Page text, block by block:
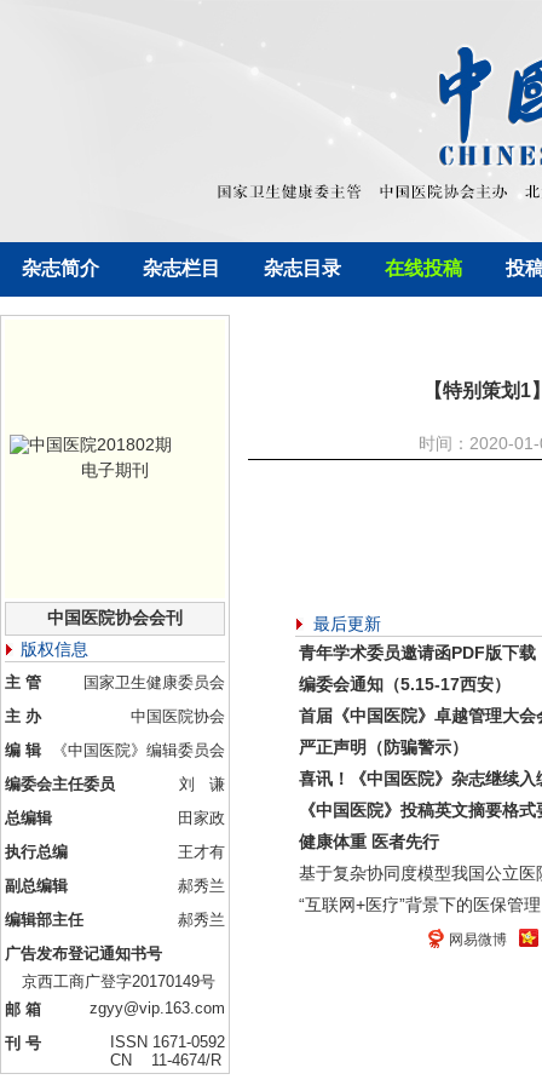
杂志简介 杂志栏目 杂志目录 在线投稿 投
电子期刊
中国医院协会会刊
版权信息
主 管
国家卫生健康委员会
主 办
中国医院协会
编 辑
《中国医院》编辑委员会
编委会主任委员
刘 谦
总编辑
田家政
执行总编
王才有
副总编辑
郝秀兰
编辑部主任
郝秀兰
广告发布登记通知书号
京西工商广登字20170149号
邮 箱
zgyy@vip.163.com
刊 号
ISSN 1671-0592
CN 11-4674/R
【特别策划
时间：2020-
最后更新
青年学术委员邀请函PDF版下载
编委会通知（5.15-17西安）
首届《中国医院》卓越管理大会
严正声明（防骗警示）
喜讯！《中国医院》杂志继续入
《中国医院》投稿英文摘要格式
健康体重 医者先行
基于复杂协同度模型我国公立医
“互联网+医疗”背景下的医保管理
网易微博